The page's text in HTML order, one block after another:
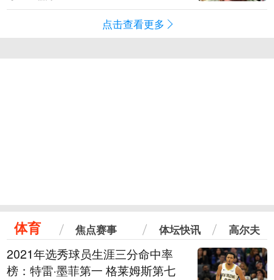
点击查看更多
体育 焦点赛事 体坛快讯 高尔夫
2021年选秀球员生涯三分命中率
榜：特雷·墨菲第一 格莱姆斯第七